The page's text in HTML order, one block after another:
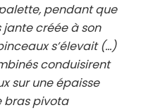
pendant que
créée à son
s’élevait (…)
conduisirent
sur une épaisse
bras pivota